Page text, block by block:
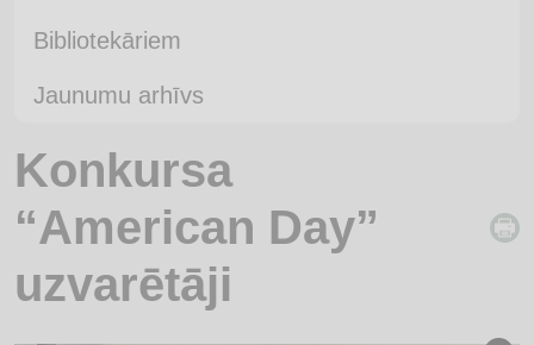
Bibliotekāriem
Jaunumu arhīvs
Konkursa
“American Day”
uzvarētāji